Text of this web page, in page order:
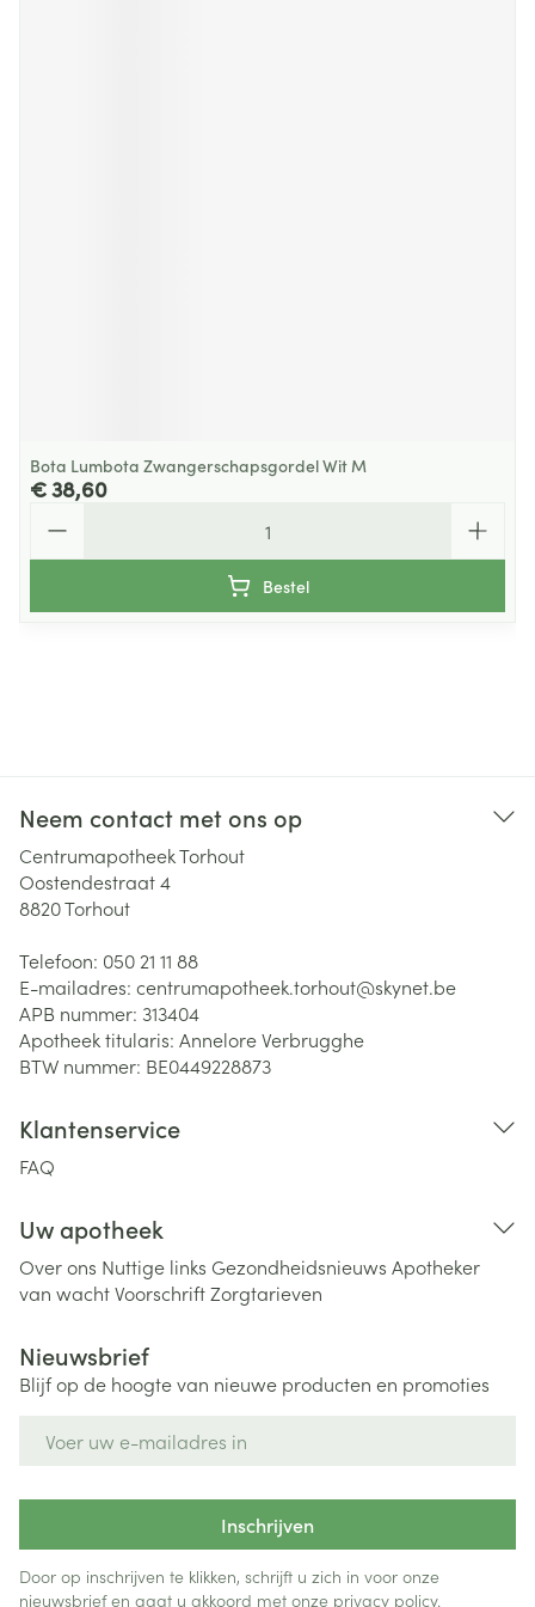
Bota Lumbota Zwangerschapsgordel Wit M
€ 38,60
Bestel
Neem contact met ons op
Centrumapotheek Torhout
Oostendestraat 4
8820Torhout
Telefoon: 050 21 11 88
E-mailadres: centrumapotheek.torhout@skynet.be
APB nummer: 313404
Apotheek titularis: Annelore Verbrugghe
BTW nummer: BE0449228873
Klantenservice
FAQ
Uw apotheek
Over ons Nuttige links Gezondheidsnieuws Apotheker
van wachtVoorschriftZorgtarieven
Nieuwsbrief
Blijf op de hoogte van nieuwe producten en promoties
Inschrijven
Door op inschrijven te klikken, schrijft u zich in voor onze
nieuwsbrief en gaat u akkoord met onze privacy policy.